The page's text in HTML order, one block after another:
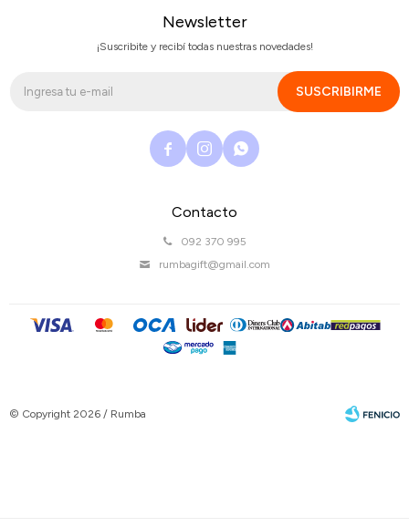
Contacto
092 370 995
rumbagift@gmail.com
Newsletter
¡Suscribite y recibí todas nuestras novedades!
SUSCRIBIRME
  
© Copyright 2026 / Rumba